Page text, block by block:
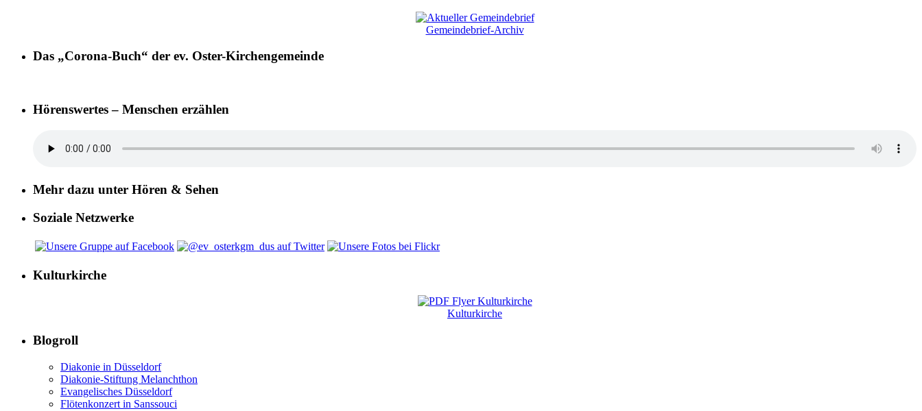
Gemeindebrief-Archiv
Das „Corona-Buch“ der ev. Oster-Kirchengemeinde
Hörenswertes – Menschen erzählen
Mehr dazu unter Hören & Sehen
Soziale Netzwerke
Kulturkirche
Kulturkirche
Blogroll
Diakonie in Düsseldorf
Diakonie-Stiftung Melanchthon
Evangelisches Düsseldorf
Flötenkonzert in Sanssouci